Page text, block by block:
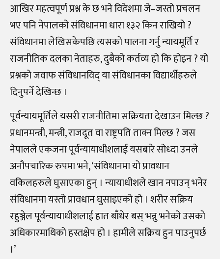
आखिर महत्वपूर्ण प्रश्न के छ भने विदेशमा जे–जस्तो प्रचलन
भए पनि नेपालको संविधानमा धारा १३२ किन राखियो ?
संविधानमा लेखिसकेपछि त्यसको पालना गर्नु न्यायमूर्ति र
राजनीतिक दलका नेताहरु, दुबैको कर्तव्य हो कि होइन ? यो
प्रश्नको जवाफ संविधानविद् या संविधानका विद्यार्थीहरुले
दिनुपर्ने देखिन्छ ।
पूर्वन्यायमूर्तिले यसरी राजनीतिमा सक्रियता देखाउन मिल्छ ?
प्रधानमन्त्री, मन्त्री, राजदूत वा राष्ट्रपति ताक्न मिल्छ ? जस
नेपालले एकजना पूर्वन्यायाधीशलाई यसबारे सोध्दा उनले
अनौपचारिक रुपमा भने, ‘संविधानमा यो प्रावधान
वकिलहरुले घुसाएका हुन् । न्यायाधीशले खान नपाउन् भनेर
संविधानमा यस्तो प्रावधान घुसाइएको हो । शरीर सक्रिय
रहुञ्जेल पूर्वन्यायाधीशलाई हात बाँधेर बस् भन्नु भनेको उसको
अधिकारमाथिको हस्तक्षेप हो । हामीले सक्रिय हुन पाउनुपर्छ
।’